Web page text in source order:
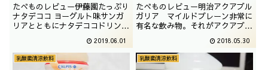
たべものレビュー伊藤園たっぷり
ナタデココ ヨーグルト味サンガ
リアとともにナタデココドリンク
字といい、昔の伊藤園的センスが
いいですね。撮影日は2019年04
月
2019.06.01
たべものレビュー明治アクアブル
ガリア マイルドプレーン非常に
有名な飲み物。それがアクアブル
2018.05.30
乳酸菌清涼飲料 乳酸菌清涼飲料